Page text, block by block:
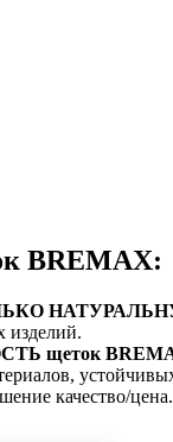
BREMAX:
изделий.
щеток
качество/цена.